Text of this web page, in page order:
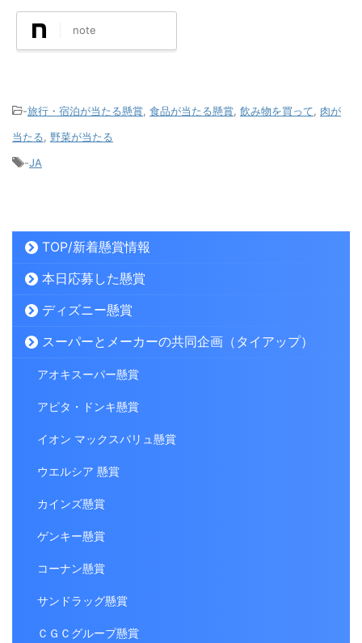
note
-旅行・宿泊が当たる懸賞 食品が当たる懸賞 飲み物を買って
肉が
当たる
野菜が当たる
-JA
TOP/新着懸賞情報
本日応募した懸賞
ディズニー懸賞
スーパーとメーカーの共同企画（タイアップ）
アオキスーパー懸賞
アピタ・ドンキ懸賞
イオン マックスバリュ懸賞
ウエルシア 懸賞
カインズ懸賞
ゲンキー懸賞
コーナン懸賞
サンドラッグ懸賞
ＣＧＣグループ懸賞